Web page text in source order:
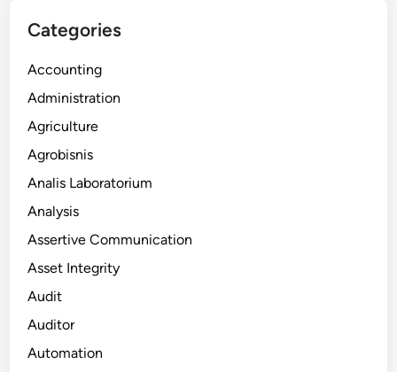
Categories
Accounting
Administration
Agriculture
Agrobisnis
Analis Laboratorium
Analysis
Assertive Communication
Asset Integrity
Audit
Auditor
Automation